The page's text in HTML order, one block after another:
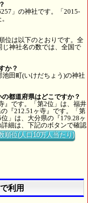
」の神社です。「2015-
位は以下のとおりです。全
じ神社名の数では、全国で
か？
池田町(いけだちょう)の神社
都道府県はどこですか？
』です。「第2位」は、福井
『212.51ヶ寺』です。「第
」は、大分県の『179.28ヶ
細は、下記のボタンで確認
順位(人口10万人当たり)
利用